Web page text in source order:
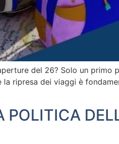
del 26? Solo un primo
la ripresa dei viaggi è
POLITICA